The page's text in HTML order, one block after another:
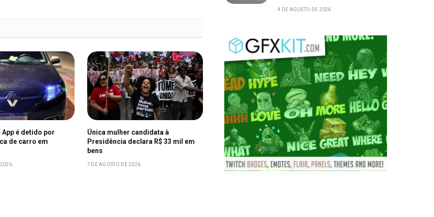
é detido por
de carro em
2026
Única mulher candidata à
Presidência declara R$ 33 mil em
bens
7 DE AGOSTO DE 2026
4 DE AGOSTO DE 2026